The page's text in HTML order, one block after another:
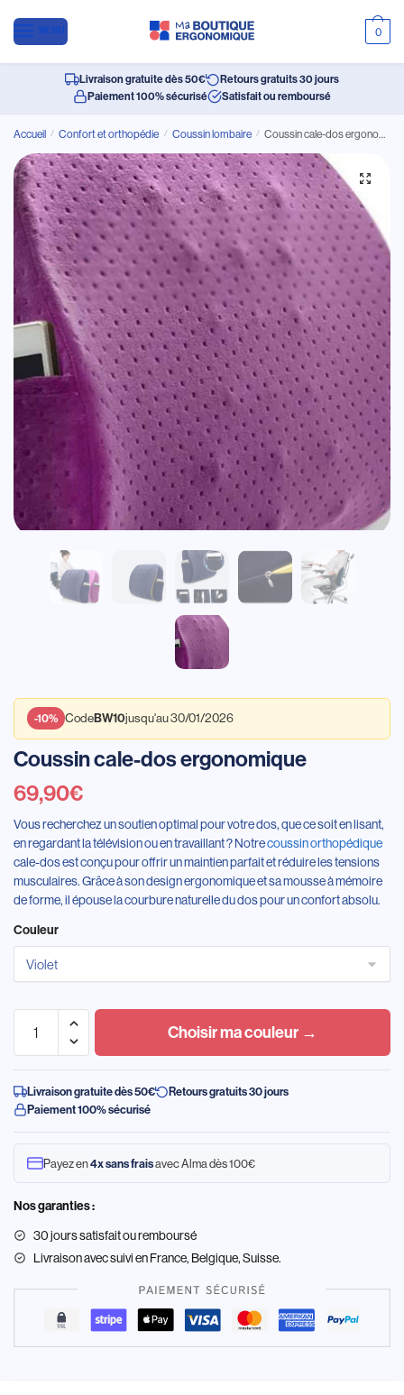
MENU 0
Livraison gratuite dès 50€
Retours gratuits 30 jours
Paiement 100% sécurisé
Satisfait ou remboursé
Accueil / Confort et orthopédie / Coussin lombaire / Coussin cale-dos ergonomique
-10% CodeBW10jusqu'au 30/01/2026
Coussin cale-dos ergonomique
69,90€
Vous recherchez un soutien optimal pour votre dos, que ce soit en lisant,
en regardant la télévision ou en travaillant ? Notrecoussin orthopédique
cale-dos est conçu pour offrir un maintien parfait et réduire les tensions
musculaires. Grâce à son design ergonomique et sa mousse à mémoire
de forme, il épouse la courbure naturelle du dos pour un confort absolu.
Couleur
Choisir ma couleur →
Livraison gratuite dès 50€
Retours gratuits 30 jours
Paiement 100% sécurisé
Payez en4x sans fraisavec Alma dès 100€
Nos garanties :
30 jours satisfait ou remboursé
Livraisonavec suivi en France, Belgique, Suisse.